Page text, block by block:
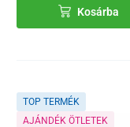
Kosárba
TOP TERMÉK
AJÁNDÉK ÖTLETEK